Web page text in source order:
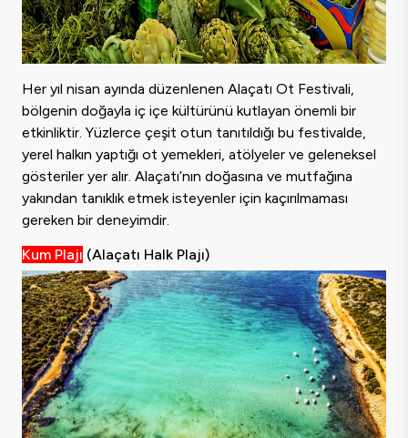
Her yıl nisan ayında düzenlenen Alaçatı Ot Festivali,
bölgenin doğayla iç içe kültürünü kutlayan önemli bir
etkinliktir. Yüzlerce çeşit otun tanıtıldığı bu festivalde,
yerel halkın yaptığı ot yemekleri, atölyeler ve geleneksel
gösteriler yer alır. Alaçatı’nın doğasına ve mutfağına
yakından tanıklık etmek isteyenler için kaçırılmaması
gereken bir deneyimdir.
Kum Plajı (Alaçatı Halk Plajı)